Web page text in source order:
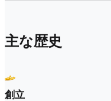
主な歴史
創立